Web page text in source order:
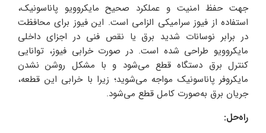
جهت حفظ امنیت و عملکرد صحیح مایکروویو پاناسونیک،
استفاده از فیوز سرامیکی الزامی است. این فیوز برای محافظت
در برابر نوسانات شدید برق یا نقص فنی در اجزای داخلی
مایکروویو طراحی شده است. در صورت خرابی فیوز، توانایی
کنترل برق دستگاه قطع می‌شود و با مشکل روشن نشدن
مایکروفر پاناسونیک مواجه می‌شوید؛ زیرا با خرابی این قطعه،
جریان برق به‌صورت کامل قطع می‌شود.
راه‌حل: